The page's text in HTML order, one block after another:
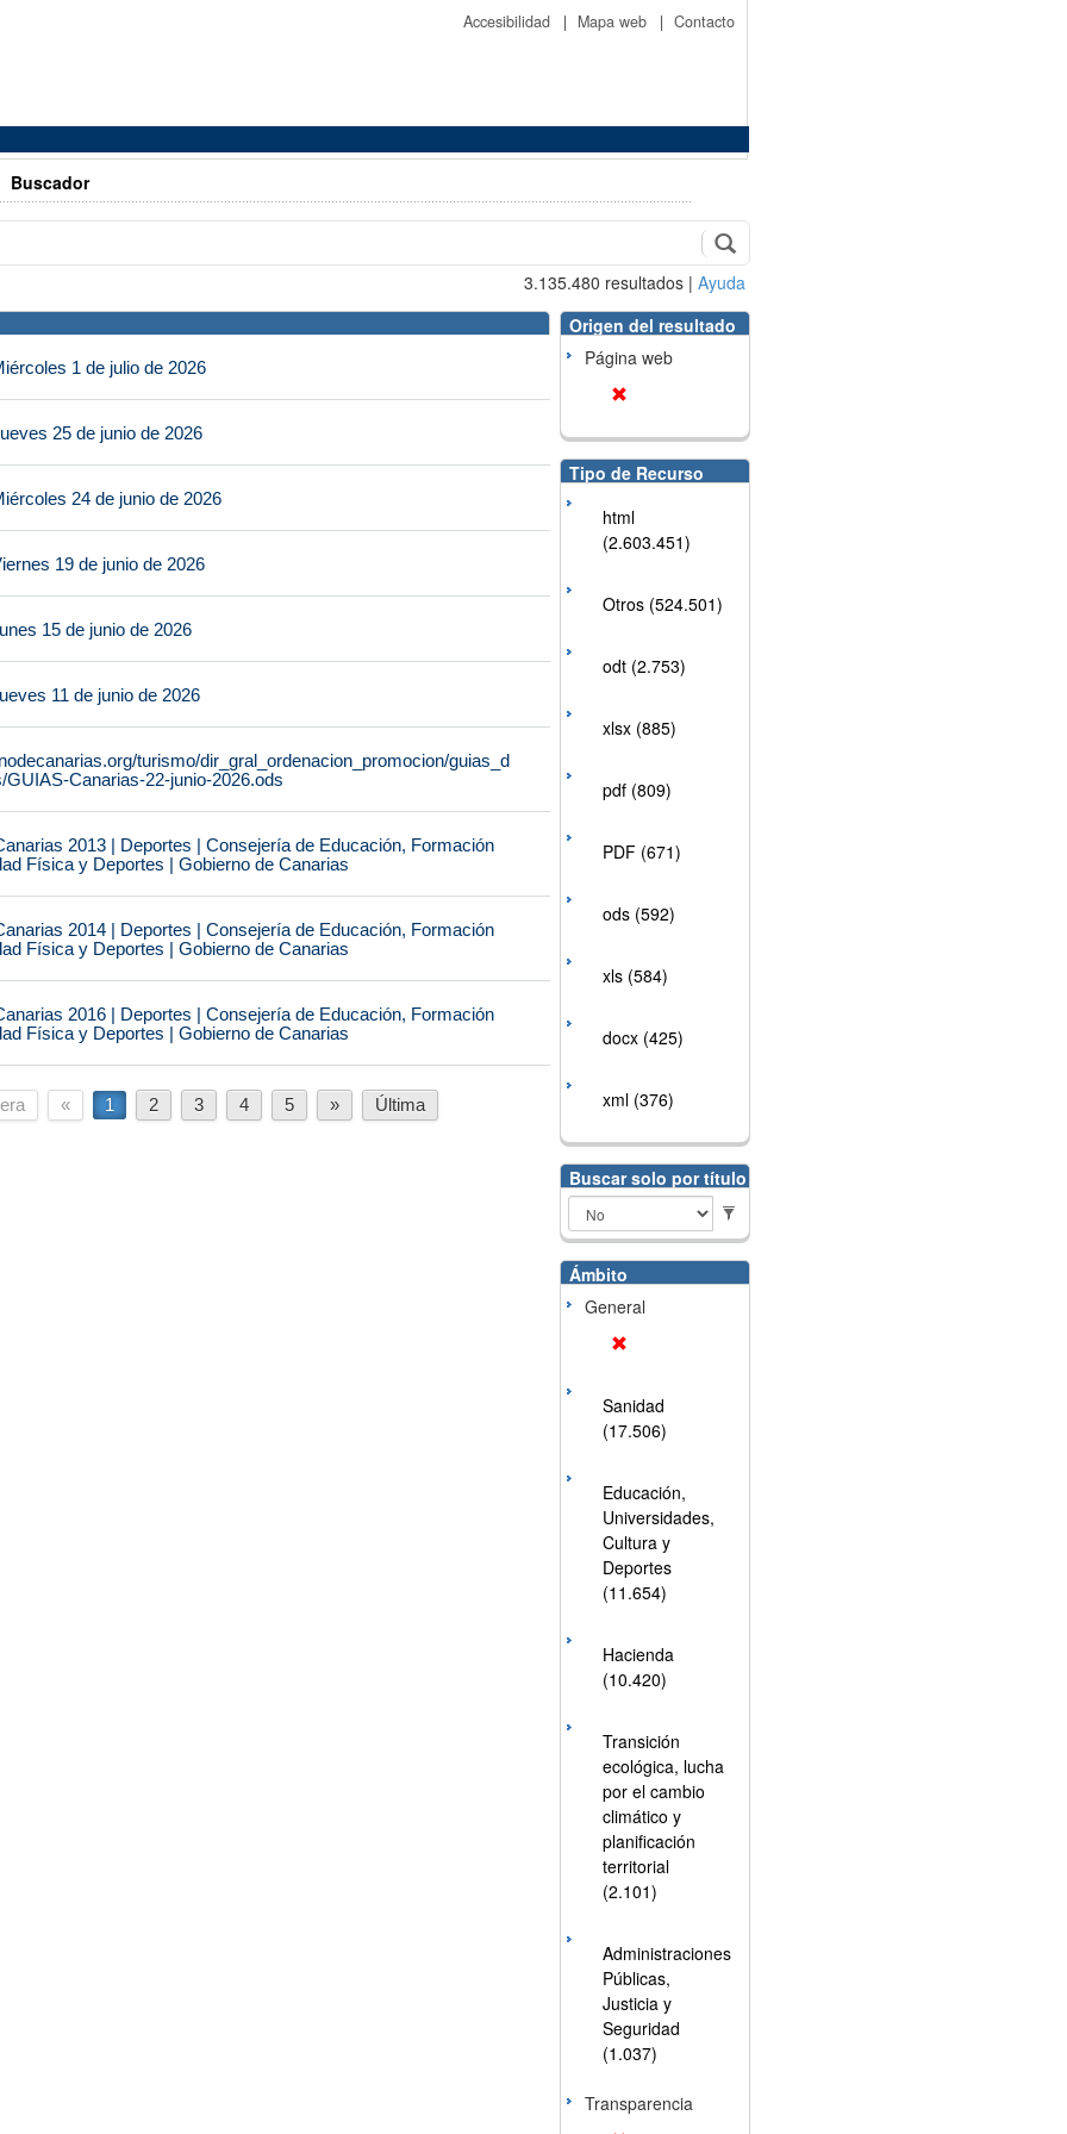
Accesibilidad | Mapa web | Contacto
Buscador
3.135.480 resultados | Ayuda
1 de julio de 2026
25 de junio de 2026
24 de junio de 2026
19 de junio de 2026
15 de junio de 2026
11 de junio de 2026
turismo/dir_gral_ordenacion_promocion/guias_d
Canarias-22-junio-2026.ods
2013 | Deportes | Consejería de Educación, Formación
Física y Deportes | Gobierno de Canarias
2014 | Deportes | Consejería de Educación, Formación
Física y Deportes | Gobierno de Canarias
2016 | Deportes | Consejería de Educación, Formación
Física y Deportes | Gobierno de Canarias
« 1 2 3 4 5 » Última
Origen del resultado
Página web
Tipo de Recurso
html
(2.603.451)
Otros (524.501)
odt (2.753)
xlsx (885)
pdf (809)
PDF (671)
ods (592)
xls (584)
docx (425)
xml (376)
Buscar solo por título
Ámbito
General
Sanidad
(17.506)
Educación,
Universidades,
Cultura y
Deportes
(11.654)
Hacienda
(10.420)
Transición
ecológica, lucha
por el cambio
climático y
planificación
territorial
(2.101)
Administraciones
Públicas,
Justicia y
Seguridad
(1.037)
Transparencia